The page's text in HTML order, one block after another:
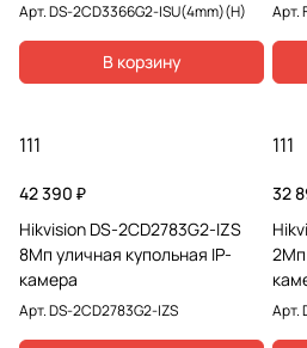
Арт.DS-2CD3366G2-ISU(4mm)(H)
В корзину
Арт.
111
42 390 ₽
Hikvision DS-2CD2783G2-IZS
8Мп уличная купольная IP-
камера
Арт.DS-2CD2783G2-IZS
111
32
2Мп
Арт.